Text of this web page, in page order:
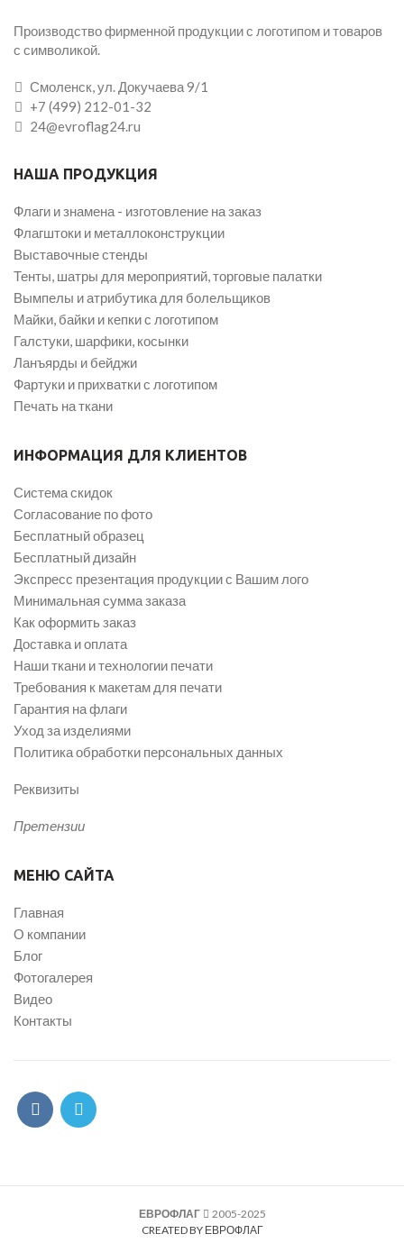
Производство фирменной продукции с логотипом и товаров
с символикой.
Смоленск, ул. Докучаева 9/1
+7 (499) 212-01-32
24@evroflag24.ru
НАША ПРОДУКЦИЯ
Флаги и знамена - изготовление на заказ
Флагштоки и металлоконструкции
Выставочные стенды
Тенты, шатры для мероприятий, торговые палатки
Вымпелы и атрибутика для болельщиков
Майки, байки и кепки с логотипом
Галстуки, шарфики, косынки
Ланъярды и бейджи
Фартуки и прихватки с логотипом
Печать на ткани
ИНФОРМАЦИЯ ДЛЯ КЛИЕНТОВ
Система скидок
Согласование по фото
Бесплатный образец
Бесплатный дизайн
Экспресс презентация продукции с Вашим лого
Минимальная сумма заказа
Как оформить заказ
Доставка и оплата
Наши ткани и технологии печати
Требования к макетам для печати
Гарантия на флаги
Уход за изделиями
Политика обработки персональных данных
Реквизиты
Претензии
МЕНЮ САЙТА
Главная
О компании
Блог
Фотогалерея
Видео
Контакты
ЕВРОФЛАГ
2005-2025
CREATED BY ЕВРОФЛАГ